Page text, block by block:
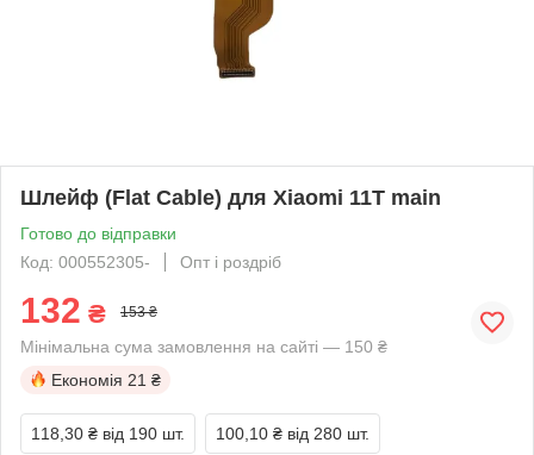
Шлейф (Flat Cable) для Xiaomi 11T main
Готово до відправки
Код: 000552305-
Опт і роздріб
132 ₴ 153 ₴
Мінімальна сума замовлення на сайті — 150 ₴
Економія 21 ₴
118,30 ₴ від 190 шт. 100,10 ₴ від 280 шт.